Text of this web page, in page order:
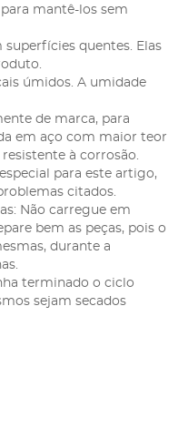
mantê-los sem
quentes. Elas
úmidos. A umidade
de marca, para
em aço com maior teor
à corrosão.
para este artigo,
citados.
Não carregue em
bem as peças, pois o
durante a
terminado o ciclo
sejam secados